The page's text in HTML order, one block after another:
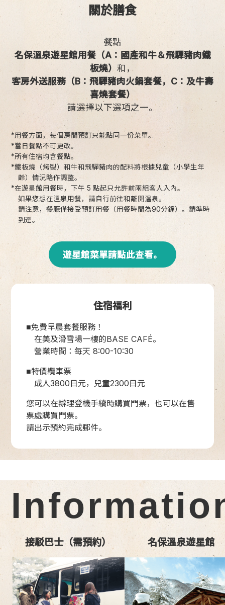
關於膳食
餐點
名保溫泉遊星館用餐（A：國產和牛＆飛驒豬肉鐵
板燒） 和，
客房外送服務（B：飛驒豬肉火鍋套餐，C：及牛壽
喜燒套餐）
請選擇以下選項之一。
*用餐方面，每個房間預訂只能點同一份菜單。
*當日餐點不可更改。
*所有住宿均含餐點。
*鐵板燒（烤製）和牛和飛驒豬肉的配料將根據兒童（小學生年
齡）情況略作調整。
*在遊星館用餐時，下午 5 點起只允許前兩組客人入內。
如果您想在溫泉用餐，請自行前往和離開溫泉。
請注意，餐廳僅接受預訂用餐（用餐時間為90分鐘）。請準時
到達。
遊星館菜單請點此查看。
住宿福利
■免費早晨套餐服務！
在美及滑雪場一樓的BASE CAFÉ。
營業時間：每天 8:00-10:30
■特價纜車票
成人3800日元，兒童2300日元
您可以在辦理登機手續時購買門票，也可以在售
票處購買門票。
請出示預約完成郵件。
接駁巴士（需預約） 名保溫泉遊星館